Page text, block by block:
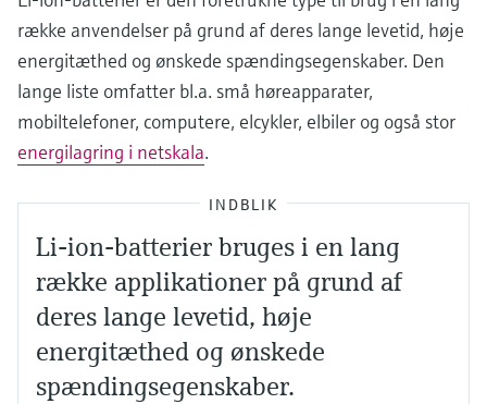
række anvendelser på grund af deres lange levetid, høje
energitæthed og ønskede spændingsegenskaber. Den
lange liste omfatter bl.a. små høreapparater,
mobiltelefoner, computere, elcykler, elbiler og også stor
energilagring i netskala.
INDBLIK
Li-ion-batterier bruges i en lang
række applikationer på grund af
deres lange levetid, høje
energitæthed og ønskede
spændingsegenskaber.